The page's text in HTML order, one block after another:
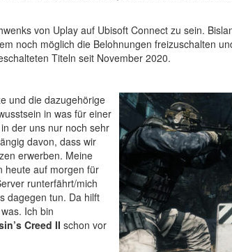
von Uplay auf Ubisoft Connect zu sein.
noch möglich die Belohnungen freizuschalten
Titeln seit November 2020.
und die dazugehörige
in was für einer
der uns nur noch sehr
davon, dass wir
erwerben. Meine
heute auf morgen für
runterfährt/mich
dagegen tun. Da hilft
Ich bin
Creed II schon vor